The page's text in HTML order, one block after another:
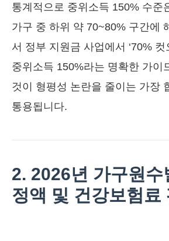
통계적으로 중위소득 150% 수준
가구 중 하위 약 70~80% 구간에
서 정부 지원금 사업에서 ‘70% 컷
중위소득 150%라는 명확한 가이
것이 형평성 논란을 줄이는 가장
통용됩니다.
2. 2026년 가구원수
정액 및 건강보험료